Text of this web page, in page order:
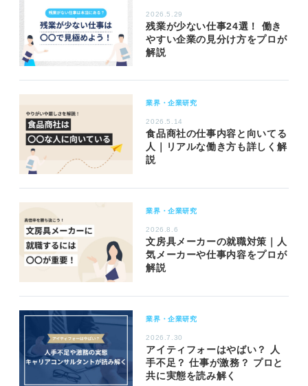
2026.5.29
残業が少ない仕事24選！ 働き
やすい企業の見分け方をプロが
解説
業界・企業研究
2026.5.14
食品商社の仕事内容と向いてる
人｜リアルな働き方も詳しく解
説
業界・企業研究
2026.8.6
文房具メーカーの就職対策｜人
気メーカーや仕事内容をプロが
解説
業界・企業研究
2026.7.30
アイティフォーはやばい？ 人
手不足？ 仕事が激務？ プロと
共に実態を読み解く